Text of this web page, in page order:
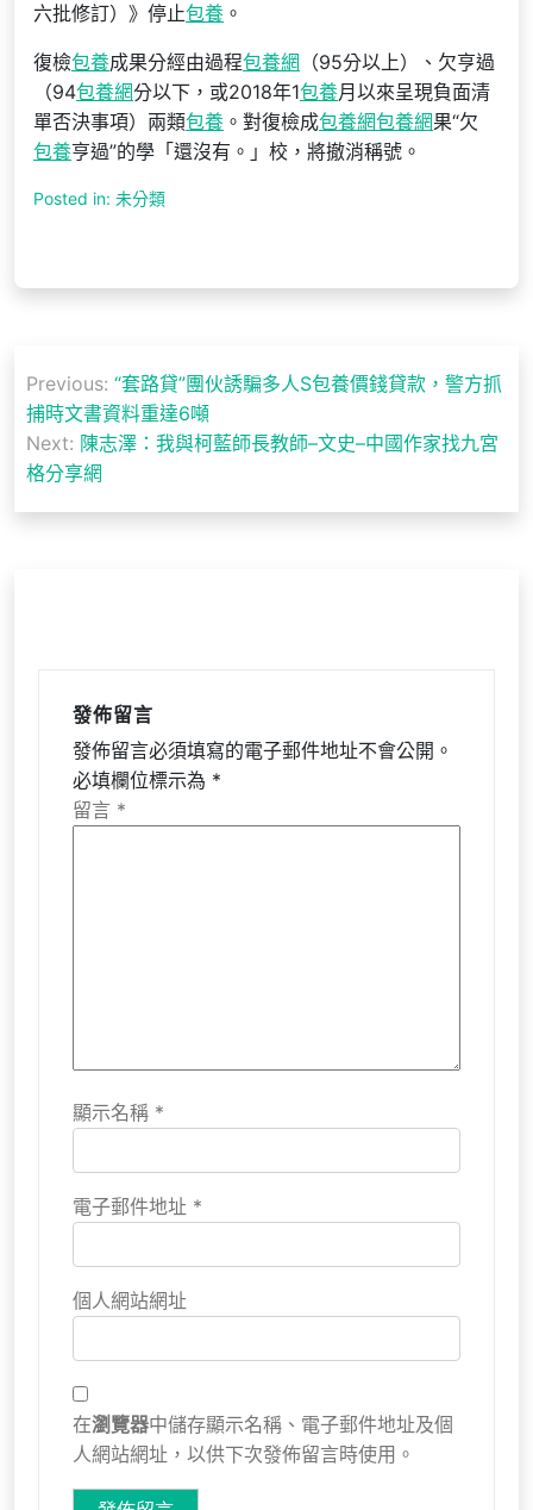
六批修訂）》停止包養 。
復檢包養成果分經由過程包養網 （95分以上）、欠亨過
（94包養網分以下，或2018年1包養月以來呈現負面清
單否決事項）兩類包養 。對復檢成包養網包養網果“欠
包養亨過”的學「還沒有。」校，將撤消稱號。
Posted in: 未分類
章
導
覽
Previous: “套路貸”團伙誘騙多人S包養價錢貸款，警方抓
捕時文書資料重達6噸
Next: 陳志澤：我與柯藍師長教師–文史–中國作家找九宮
格分享網
發佈留言
發佈留言必須填寫的電子郵件地址不會公開。
必填欄位標示為 *
留言 *
顯示名稱 *
電子郵件地址 *
個人網站網址
在瀏覽器中儲存顯示名稱、電子郵件地址及個
人網站網址，以供下次發佈留言時使用。